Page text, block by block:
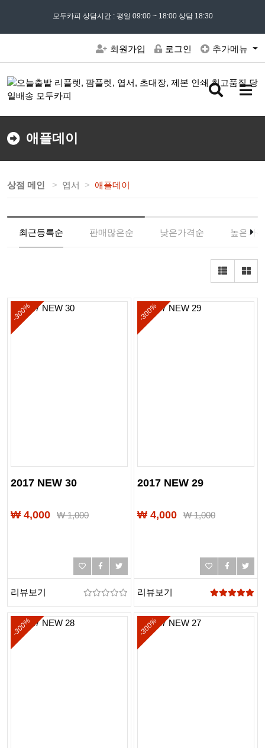
모든 문의는02) 302 - 7797및 ' 견적문의 ' 게시판을 이용해주세요
모두카피 상담시간 : 평일 09:00 ~ 18:00 상담 18:30
회원가입 로그인 추가메뉴
검
버
메
버
애플데이
상점 메인 엽서 애플데이
최근등록순 판매많은순 낮은가격순 높은가
-300%
2017 NEW 30
₩ 4,000 ₩1,000
리뷰보기
-300%
2017 NEW 29
₩ 4,000 ₩1,000
리뷰보기
-300% -300%